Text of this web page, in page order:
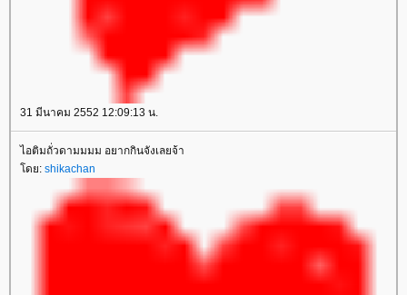
31 มีนาคม 2552 12:09:13 น.
ไอติมถั่วดามมมม อยากกินจังเลยจ้า
ดย: shikachan